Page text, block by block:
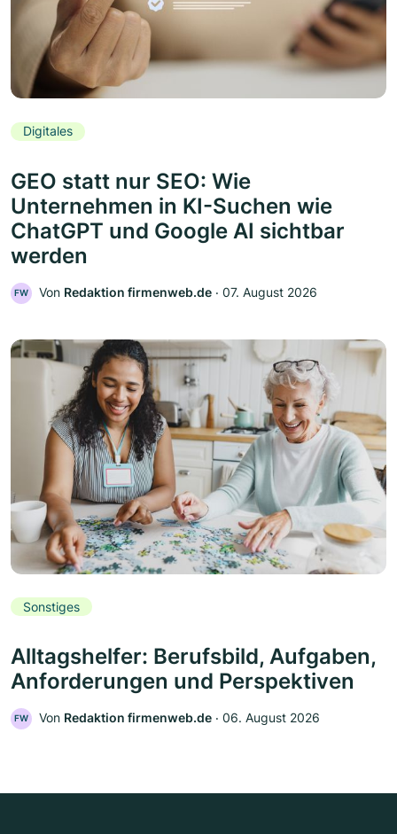
Digitales
GEO statt nur SEO: Wie
Unternehmen in KI-Suchen wie
ChatGPT und Google AI sichtbar
werden
FW Von Redaktion firmenweb.de ‧ 07. August 2026
Sonstiges
Alltagshelfer: Berufsbild, Aufgaben,
Anforderungen und Perspektiven
FW Von Redaktion firmenweb.de ‧ 06. August 2026